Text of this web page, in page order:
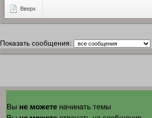
Вверх
Показать сообщения:
Вы не можете начинать темы